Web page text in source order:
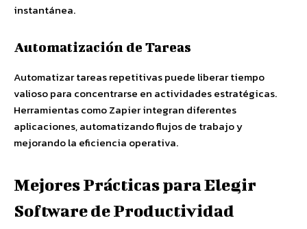
instantánea.
Automatización de Tareas
Automatizar tareas repetitivas puede liberar tiempo
valioso para concentrarse en actividades estratégicas.
Herramientas como Zapier integran diferentes
aplicaciones, automatizando flujos de trabajo y
mejorando la eficiencia operativa.
Mejores Prácticas para Elegir
Software de Productividad